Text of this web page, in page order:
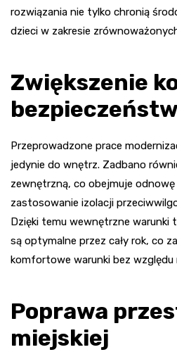
rozwiązania nie tylko chronią
dzieci w zakresie
Zwiększenie
Przeprowadzone prace
jedynie do wnętrz. Zadbano
zewnętrzną, co obejmuje
zastosowanie izolacji
Dzięki temu wewnętrzne warunki
są optymalne przez cały rok, co
komfortowe warunki bez względu
Poprawa
miejskiej